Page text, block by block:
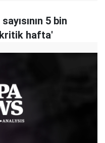
5 bin
'kritik hafta'